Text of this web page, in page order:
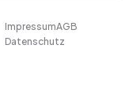
ImpressumAGB
Datenschutz